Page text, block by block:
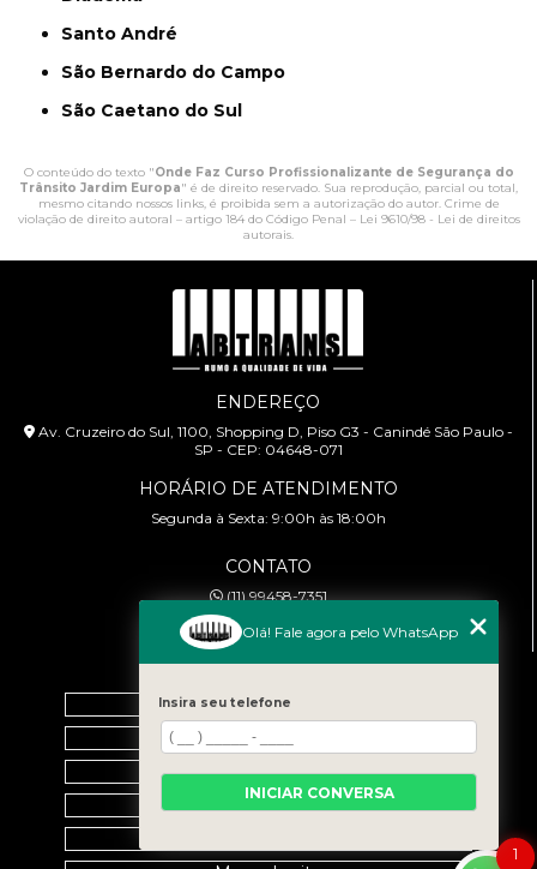
Santo André
São Bernardo do Campo
São Caetano do Sul
O conteúdo do texto "Onde Faz Curso Profissionalizante de Segurança do
Trânsito Jardim Europa" é de direito reservado. Sua reprodução, parcial ou total,
mesmo citando nossos links, é proibida sem a autorização do autor. Crime de
violação de direito autoral – artigo 184 do Código Penal – Lei 9610/98 - Lei de direitos
autorais
ENDEREÇO
Av. Cruzeiro do Sul, 1100, Shopping D, Piso G3 - Canindé São Paulo -
SP - CEP: 04648-071
HORÁRIO DE ATENDIMENTO
Segunda à Sexta: 9:00h às 18:00h
CONTATO
(11) 99458-7351
cursoabtrans@gmail.com
Home
Empresa
Galeria
Contato
1
Olá! Fale agora pelo WhatsApp
Insira seu telefone
INICIAR CONVERSA